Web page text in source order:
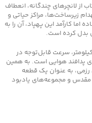
از لانچرهای چندگانه، انعطاف
زیرساخت‌ها، مراکز حیاتی و
کارآمد این پهپاد، آن را به
بدل کرده است.
سرعت قابل‌توجه در
پدافند هوایی است. به همین
به عنوان یک قطعه
و مجموعه‌های یادبود